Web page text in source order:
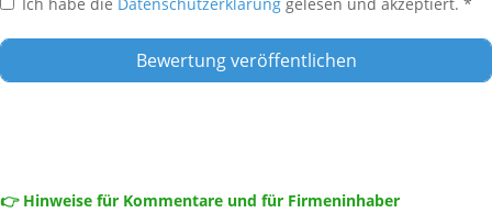
👉 Hinweise für Kommentare und für Firmeninhaber